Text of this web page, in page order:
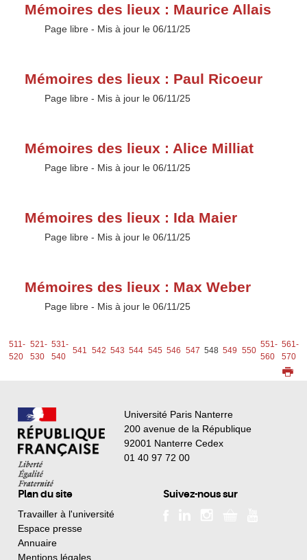
Mémoires des lieux : Maurice Allais
Type :
Page libre - Mis à jour le 06/11/25
Mémoires des lieux : Paul Ricoeur
Type :
Page libre - Mis à jour le 06/11/25
Mémoires des lieux : Alice Milliat
Type :
Page libre - Mis à jour le 06/11/25
Mémoires des lieux : Ida Maier
Type :
Page libre - Mis à jour le 06/11/25
Mémoires des lieux : Max Weber
Type :
Page libre - Mis à jour le 06/11/25
511-
520
521-
530
531-
540
541 542 543 544 545 546 547 548 549 550
551-
560
561-
570
Université Paris Nanterre
200 avenue de la République
92001 Nanterre Cedex
01 40 97 72 00
Plan du site
Travailler à l'université
Espace presse
Annuaire
Mentions légales
Suivez-nous sur